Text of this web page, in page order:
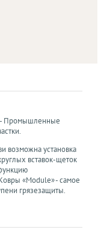
- Промышленные
возможна установка
вставок-щеток
«Module» - самое
грязезащиты.